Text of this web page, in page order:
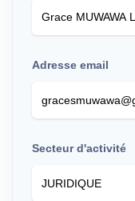
Adresse email
Secteur d'activité